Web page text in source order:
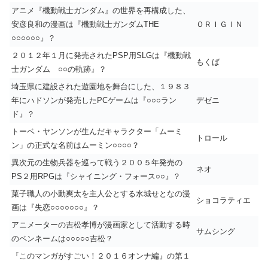
アニメ『機動戦士ガンダム』の世界を再構成した、
安彦良和の漫画は『機動戦士ガンダムTHE
○○○○○○』？
ＯＲＩＧＩＮ
２０１２年１月に発売されたPSP用SLGは『機動戦
士ガンダム ○○の軌跡』？
もくば
埼玉県に建設された遊園地を舞台にした、１９８３
年にハドソンが発売したPCゲームは『○○○ラン
ド』？
デゼニ
トーベ・ヤンソンが生んだキャラクター「ムーミ
ン」の正式な名前はムーミン○○○○？
トロール
異次元の生物兵器を巡って戦う２００５年発売の
PS２用RPGは『シャイニング・フォース○○』？
ネオ
菓子職人の小動爽太を主人公とする水城せとなの漫
画は『失恋○○○○○○○』？
ショコラティエ
アニメーターの吉松孝博が漫画家として活動する時
のペンネームは○○○○○吉松？
サムシング
『このマンガがすごい！２０１６オンナ編』の第１